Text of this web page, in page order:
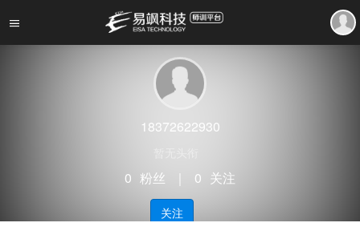
18372622930
0 粉丝 0 关注
关注